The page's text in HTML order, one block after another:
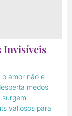
Invisíveis
amor não é
medos
valiosos para